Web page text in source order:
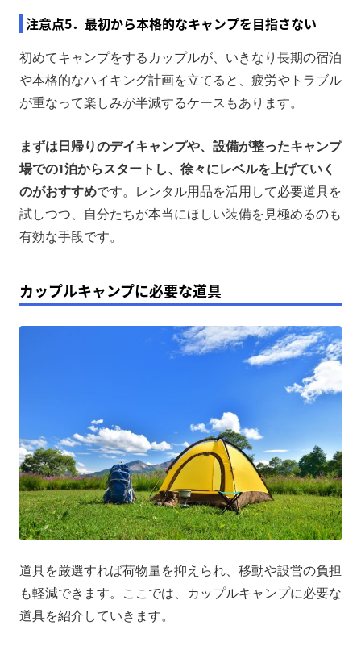
注意点5．最初から本格的なキャンプを目指さない
初めてキャンプをするカップルが、いきなり長期の宿泊
や本格的なハイキング計画を立てると、疲労やトラブル
が重なって楽しみが半減するケースもあります。
まずは日帰りのデイキャンプや、設備が整ったキャンプ
場での1泊からスタートし、徐々にレベルを上げていく
のがおすすめです。レンタル用品を活用して必要道具を
試しつつ、自分たちが本当にほしい装備を見極めるのも
有効な手段です。
カップルキャンプに必要な道具
道具を厳選すれば荷物量を抑えられ、移動や設営の負担
も軽減できます。ここでは、カップルキャンプに必要な
道具を紹介していきます。